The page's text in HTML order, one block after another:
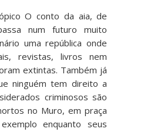
O conto da aia, de
num futuro muito
uma república onde
revistas, livros nem
extintas. Também já
ninguém tem direito a
criminosos são
no Muro, em praça
enquanto seus